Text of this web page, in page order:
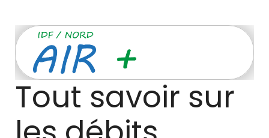
Tout savoir sur